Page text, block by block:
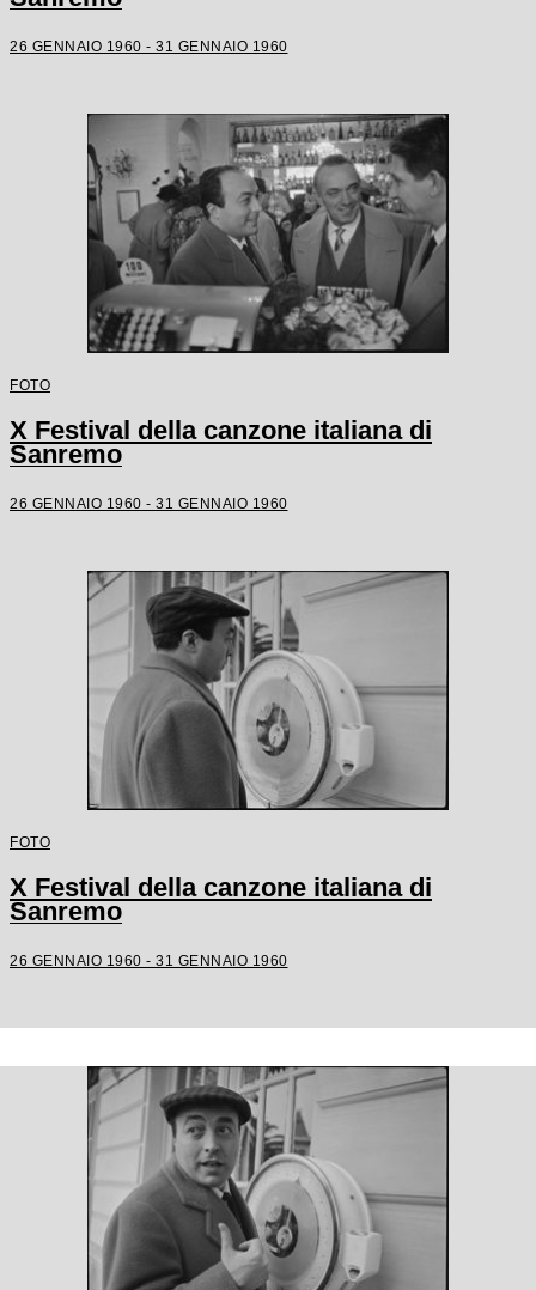
26 GENNAIO 1960 - 31 GENNAIO 1960
FOTO
X Festival della canzone italiana di
Sanremo
26 GENNAIO 1960 - 31 GENNAIO 1960
FOTO
X Festival della canzone italiana di
Sanremo
26 GENNAIO 1960 - 31 GENNAIO 1960